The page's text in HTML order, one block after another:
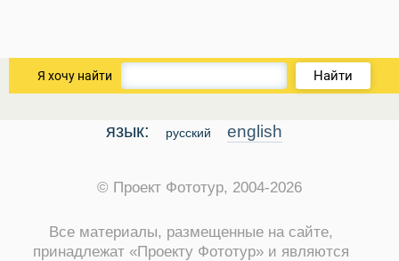
Я хочу найти Найти
язык: русский english
© Проект Фототур, 2004-2026
Все материалы, размещенные на сайте,
принадлежат «Проекту Фототур» и являются